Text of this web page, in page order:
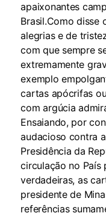
apaixonantes
Brasil.Como disse
alegrias e de
com que sempre
extremamente
exemplo
cartas apócrifas
com argúcia
Ensaiando, por
audacioso contra
Presidência da
circulação no País
verdadeiras, as
presidente de
referências